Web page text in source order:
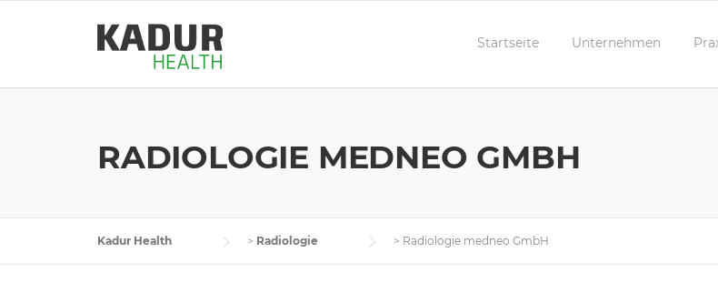
Startseite Unternehmen
RADIOLOGIE MEDNEO GMBH
Kadur Health > Radiologie > Radiologie medneo GmbH